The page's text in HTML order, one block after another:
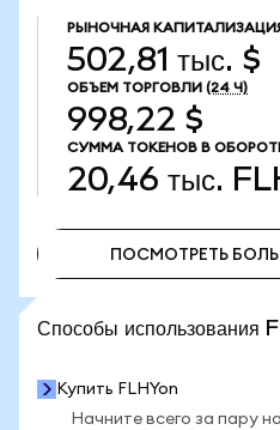
РЫНОЧНАЯ
502,81 тыс. $
ОБЪЕМ ТОРГОВЛИ (24 Ч)
998,22 $
СУММА ТОКЕНОВ В
20,46 тыс.
ПОСМОТРЕТЬ
Способы
Купить FLHYon
Начните всего за пару